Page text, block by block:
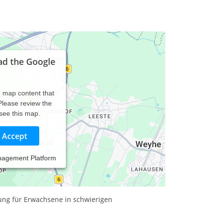
the Google
map content that
review the
this map.
Accept
Platform
Gestalttherapeutin in Ausbildung.
für Erwachsene in schwierigen